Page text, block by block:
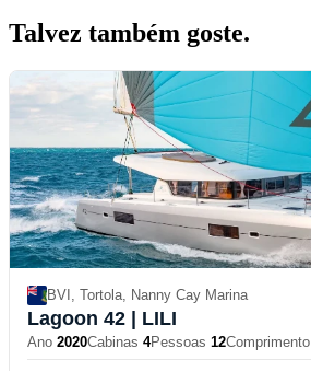
Talvez também goste.
BVI, Tortola, Nanny Cay Marina
Lagoon 42 | LILI
Ano 2020Cabinas 4Pessoas 12Comprimento